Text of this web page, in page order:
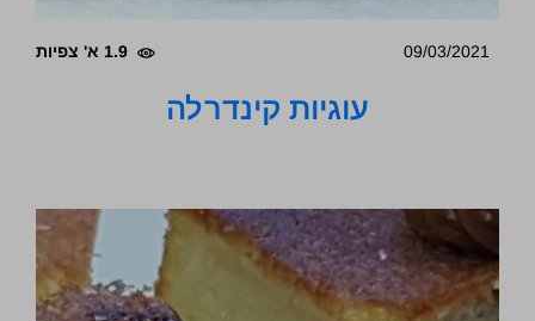
09/03/2021 1.9 א' צפיות
עוגיות קינדרלה